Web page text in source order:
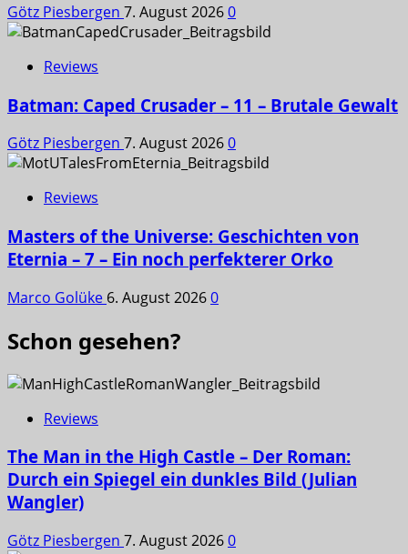
Götz Piesbergen 7. August 20260
Reviews
Batman: Caped Crusader – 11 – Brutale Gewalt
Götz Piesbergen 7. August 20260
Reviews
Masters of the Universe: Geschichten von
Eternia – 7 – Ein noch perfekterer Orko
Marco Golüke 6. August 20260
Schon gesehen?
Reviews
The Man in the High Castle – Der Roman:
Durch ein Spiegel ein dunkles Bild (Julian
Wangler)
Götz Piesbergen 7. August 20260